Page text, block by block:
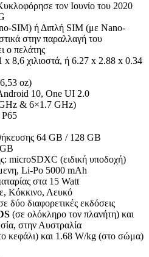
τον Ιουνίο του 2020
SIM) ή Διπλή SIM (με Nano-
στην παραλλαγή του
ο πελάτης
x 8,6 χιλιοστά, ή 6.27 x 2.88 x 0.34
oz)
10, One UI 2.0
& 6×1.7 GHz)
64 GB / 128 GB
microSDXC (ειδική υποδοχή)
Li-Po 5000 mAh
στα 15 Watt
Κόκκινο, Λευκό
δύο διαφορετικές εκδόσεις
(σε ολόκληρο τον πλανήτη) και
στην Αυστραλία
κεφάλι) και 1.68 W/kg (στο σώμα)